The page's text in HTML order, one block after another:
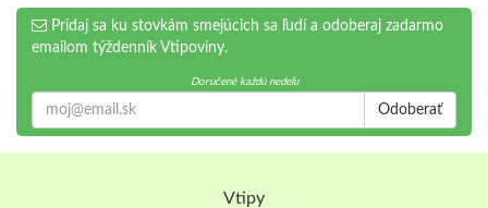
Pridaj sa ku stovkám smejúcich sa ľudí a odoberaj zadarmo
emailom týždenník Vtipoviny.
Doručené každú nedeľu
Odoberať
Vtipy